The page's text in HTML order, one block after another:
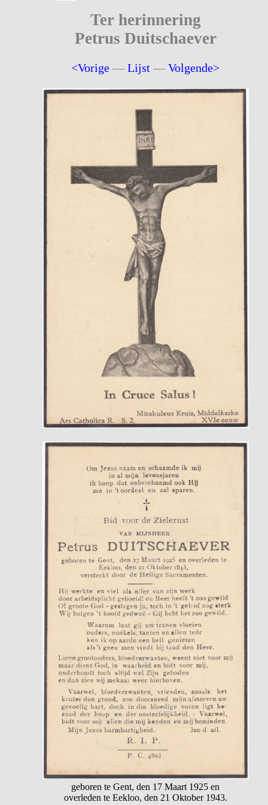
Ter herinnering
Petrus Duitschaever
<Vorige —Lijst —Volgende>
geboren te Gent, den 17 Maart 1925 en
overleden te Eekloo, den 21 Oktober 1943.